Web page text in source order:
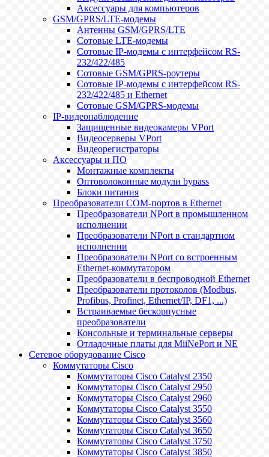
Аксессуары для компьютеров
GSM/GPRS/LTE-модемы
Антенны GSM/GPRS/LTE
Сотовые LTE-модемы
Сотовые IP-модемы с интерфейсом RS-
232/422/485
Сотовые GSM/GPRS-роутеры
Сотовые IP-модемы с интерфейсом RS-
232/422/485 и Ethernet
Сотовые GSM/GPRS-модемы
IP-видеонаблюдение
Защищенные видеокамеры VPort
Видеосерверы VPort
Видеорегистраторы
Аксессуары и ПО
Монтажные комплекты
Оптоволоконные модули bypass
Блоки питания
Преобразователи COM-портов в Ethernet
Преобразователи NPort в промышленном
исполнении
Преобразователи NPort в стандартном
исполнении
Преобразователи NPort со встроенным
Ethernet-коммутатором
Преобразователи в беспроводной Ethernet
Преобразователи протоколов (Modbus,
Profibus, Profinet, Ethernet/IP, DF1, ...)
Встраиваемые бескорпусные
преобразователи
Консольные и терминальные серверы
Отладочные платы для MiiNePort и NE
Сетевое оборудование Cisco
Коммутаторы Cisco
Коммутаторы Cisco Catalyst 2350
Коммутаторы Cisco Catalyst 2950
Коммутаторы Cisco Catalyst 2960
Коммутаторы Cisco Catalyst 3550
Коммутаторы Cisco Catalyst 3560
Коммутаторы Cisco Catalyst 3650
Коммутаторы Cisco Catalyst 3750
Коммутаторы Cisco Catalyst 3850